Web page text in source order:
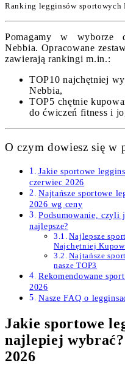
Ranking legginsów sportowych
Pomagamy w wyborze
Nebbia. Opracowane
zawierają rankingi m.in.:
TOP10 najchętniej
Nebbia,
TOP5 chętnie
do ćwiczeń fitness i
O czym dowiesz się w
Jakie sportowe
czerwiec 2026
Najtańsze sportowe
2026 wg ceny
Podsumowanie, czyli
najlepsze?
Najlepsze
Najchętniej
Najtańsze
nasze TOP3
Rekomendowane
2026
Nasze FAQ o
Jakie sportowe
najlepiej
2026